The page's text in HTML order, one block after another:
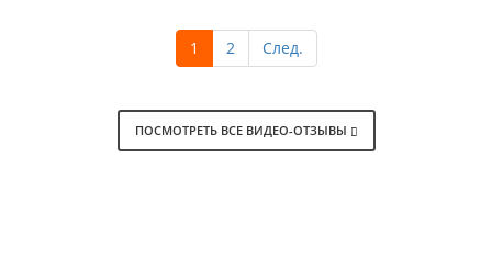
1 2 След.
ПОСМОТРЕТЬ ВСЕ ВИДЕО-ОТЗЫВЫ